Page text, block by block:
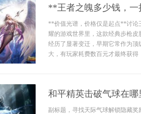
**王者之魄多少钱，
**价值光谱，价格仅是起点**讨论
耀的游戏世界里，这款经典步枪
经历了显著变迁，早期它常作为
大，有玩家耗费数百元才最终获得
和平精英击破气球在
副标题，寻找天际气球解锁隐藏